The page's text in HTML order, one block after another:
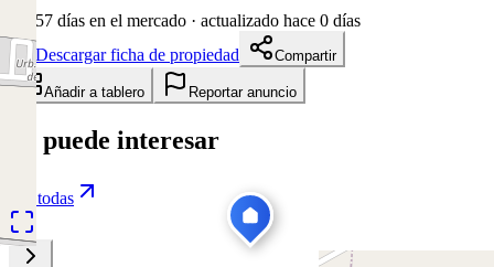
57 días en el mercado · actualizado hace 0 días
Descargar ficha de propiedad
Compartir
Añadir a tablero Reportar anuncio
Te puede interesar
Ver todas